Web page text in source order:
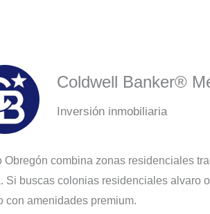
Coldwell Banker®
Inversión inmobiliaria
Obregón combina zonas residenciales
Si buscas colonias residenciales alvaro
con amenidades premium.